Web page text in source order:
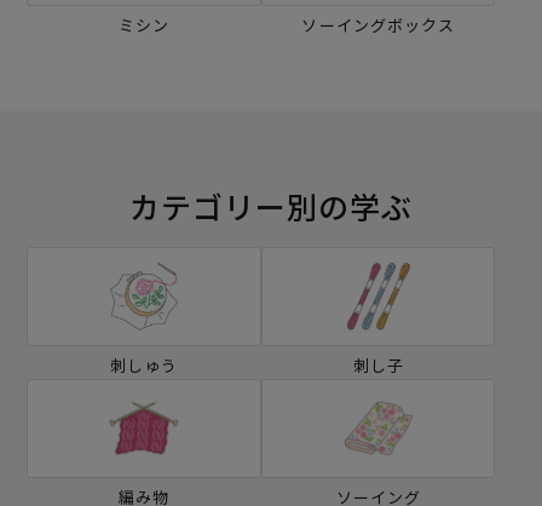
ミシン ソーイングボックス
カテゴリー別の学ぶ
刺しゅう 刺し子
編み物 ソーイング